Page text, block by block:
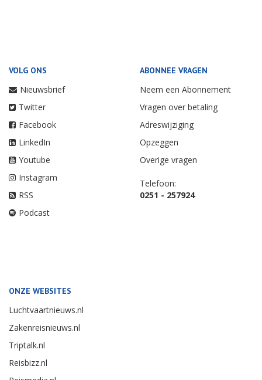
VOLG ONS
Nieuwsbrief
Twitter
Facebook
LinkedIn
Youtube
Instagram
RSS
Podcast
ABONNEE VRAGEN
Neem een Abonnement
Vragen over betaling
Adreswijziging
Opzeggen
Overige vragen
Telefoon:
0251 - 257924
ONZE WEBSITES
Luchtvaartnieuws.nl
Zakenreisnieuws.nl
Triptalk.nl
Reisbizz.nl